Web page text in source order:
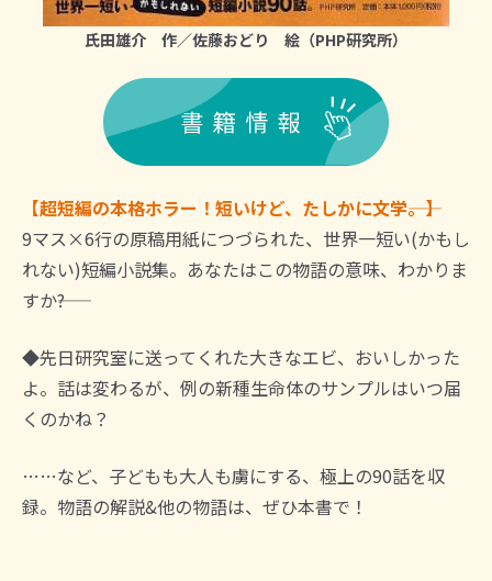
氏田雄介 作／佐藤おどり 絵（PHP研究所）
【超短編の本格ホラー！短いけど、たしかに文学――。】
9マス×6行の原稿用紙につづられた、世界一短い(かもし
れない)短編小説集。あなたはこの物語の意味、わかりま
すか――?
◆先日研究室に送ってくれた大きなエビ、おいしかった
よ。話は変わるが、例の新種生命体のサンプルはいつ届
くのかね？
……など、子どもも大人も虜にする、極上の90話を収
録。物語の解説&他の物語は、ぜひ本書で！